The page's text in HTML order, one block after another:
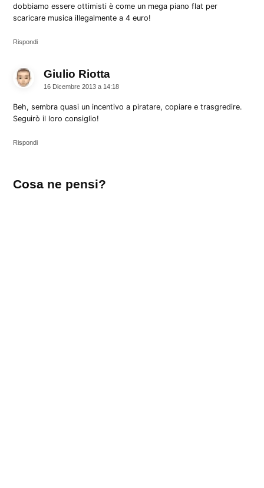
dobbiamo essere ottimisti è come un mega piano flat per
scaricare musica illegalmente a 4 euro!
Rispondi
Giulio Riottadice:
16 Dicembre 2013 a 14:18
Beh, sembra quasi un incentivo a piratare, copiare e trasgredire.
Seguirò il loro consiglio!
Rispondi
un
Cosa ne pensi?